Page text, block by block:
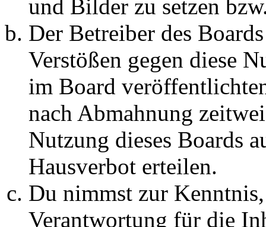
und Bilder zu setzen
Der Betreiber des
Verstößen gegen diese
im Board
nach Abmahnung
Nutzung dieses Boards
Hausverbot erteilen.
Du nimmst zur
Verantwortung für die